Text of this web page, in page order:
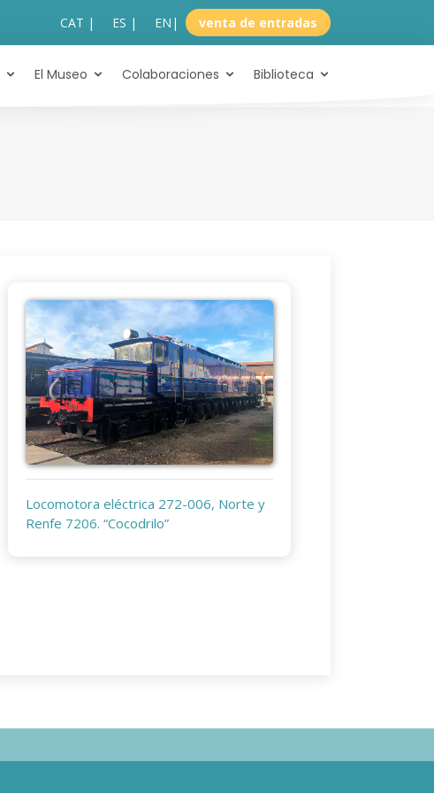
CAT | ES | EN | venta de entradas
El Museo Colaboraciones Biblioteca
Locomotora eléctrica 272-006, Norte y
Renfe 7206. “Cocodrilo”